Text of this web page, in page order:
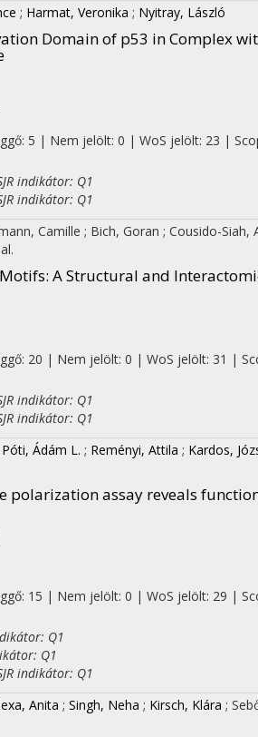
; Harmat, Veronika ; Nyitray, László
Domain of p53 in Complex
5 | Nem jelölt: 0 | WoS jelölt: 23 |
indikátor: Q1
indikátor: Q1
Camille ; Bich, Goran ; Cousido-Siah,
A Structural and
20 | Nem jelölt: 0 | WoS jelölt: 31 |
indikátor: Q1
indikátor: Q1
Póti, Ádám L. ; Reményi, Attila ; Kardos,
polarization assay reveals
15 | Nem jelölt: 0 | WoS jelölt: 29 |
Q1
Q1
indikátor: Q1
Anita ; Singh, Neha ; Kirsch, Klára ;